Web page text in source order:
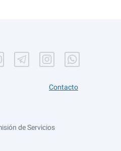
Contacto
de Servicios